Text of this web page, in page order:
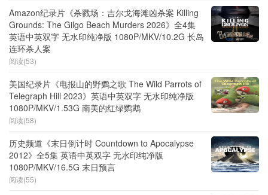
Amazon纪录片《杀戮场：吉尔戈海滩凶杀案 Killing
Grounds: The Gilgo Beach Murders 2026》全4集
英语中英双字 无水印纯净版 1080P/MKV/10.2G 长岛
连环杀人案
阅读(53)
美国纪录片《电报山的野鹦之歌 The Wild Parrots of
Telegraph Hill 2023》英语中英双字 无水印纯净版
1080P/MKV/1.53G 南美的红绿鹦鹉
阅读(58)
历史频道《末日倒计时 Countdown to Apocalypse
2012》全5集 英语中英双字 无水印纯净版
1080P/MKV/16.5G 末日预言
阅读(55)